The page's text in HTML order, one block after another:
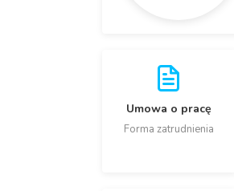
Umowa o pracę
Forma zatrudnienia